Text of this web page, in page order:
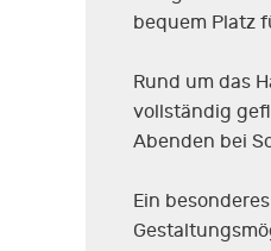
bequem Platz
Rund um das
vollständig
Abenden bei
Ein